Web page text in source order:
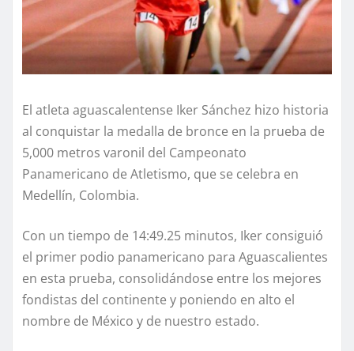
El atleta aguascalentense Iker Sánchez hizo historia
al conquistar la medalla de bronce en la prueba de
5,000 metros varonil del Campeonato
Panamericano de Atletismo, que se celebra en
Medellín, Colombia.
Con un tiempo de 14:49.25 minutos, Iker consiguió
el primer podio panamericano para Aguascalientes
en esta prueba, consolidándose entre los mejores
fondistas del continente y poniendo en alto el
nombre de México y de nuestro estado.